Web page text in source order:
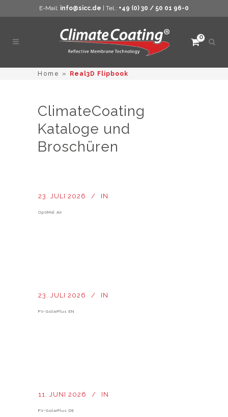
E-Mail: info@sicc.de | Tel.: +49 (0) 30 / 50 01 96-0
0
Home » Real3D Flipbook
ClimateCoating
Kataloge und
Broschüren
23. JULI 2026 IN
OptiMal Air
23. JULI 2026 IN
PV-SolarPlus EN
11. JUNI 2026 IN
PV-SolarPlus DE